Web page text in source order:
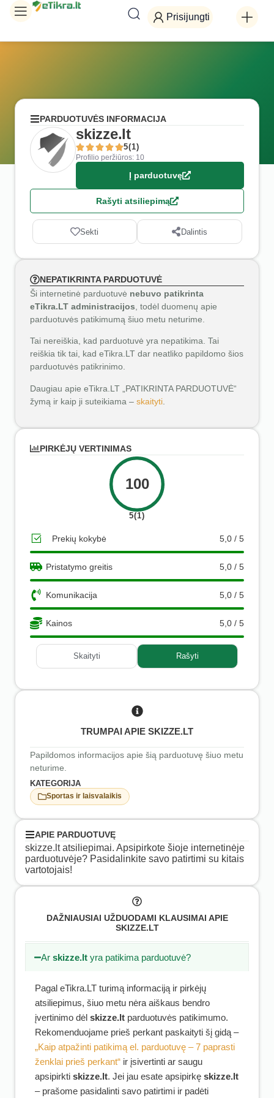
Prisijungti
PARDUOTUVĖS INFORMACIJA
skizze.lt
5(1)
Profilio peržiūros: 10
Į parduotuvę
Rašyti atsiliepimą
Sekti Dalintis
NEPATIKRINTA PARDUOTUVĖ
Ši internetinė parduotuvė nebuvo patikrinta
eTikra.LT administracijos , todėl duomenų apie
parduotuvės patikimumą šiuo metu neturime.
Tai nereiškia, kad parduotuvė yra nepatikima. Tai
reiškia tik tai, kad eTikra.LT dar neatliko papildomo šios
parduotuvės patikrinimo.
Daugiau apie eTikra.LT „PATIKRINTA PARDUOTUVĖ“
žymą ir kaip ji suteikiama – skaityti
PIRKĖJŲ VERTINIMAS
100
5(1)
Prekių kokybė 5,0 / 5
Pristatymo greitis 5,0 / 5
Komunikacija 5,0 / 5
Kainos 5,0 / 5
Skaityti Rašyti
TRUMPAI APIE SKIZZE.LT
Papildomos informacijos apie šią parduotuvę šiuo metu
neturime.
KATEGORIJA
Sportas ir laisvalaikis
APIE PARDUOTUVĘ
skizze.lt atsiliepimai. Apsipirkote šioje internetinėje
parduotuvėje? Pasidalinkite savo patirtimi su kitais
vartotojais!
DAŽNIAUSIAI UŽDUODAMI KLAUSIMAI APIE
SKIZZE.LT
Arskizze.lt yra patikima parduotuvė?
Pagal eTikra.LT turimą informaciją ir pirkėjų
atsiliepimus, šiuo metu nėra aiškaus bendro
įvertinimo dėl skizze.lt parduotuvės patikimumo.
Rekomenduojame prieš perkant paskaityti šį gidą –
„Kaip atpažinti patikimą el. parduotuvę – 7 paprasti
ženklai prieš perkant“ ir įsivertinti ar saugu
apsipirkti skizze.lt. Jei jau esate apsipirkę skizze.lt
– prašome pasidalinti savo patirtimi ir padėti